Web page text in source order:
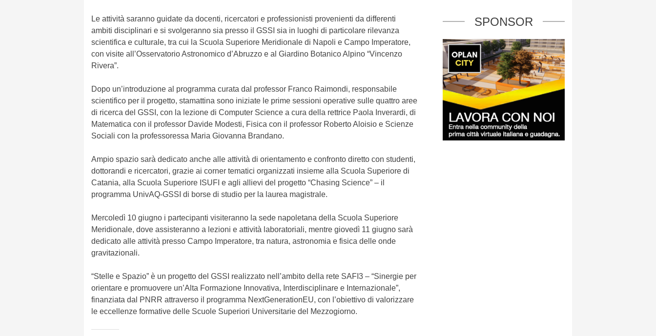
Le attività saranno guidate da docenti, ricercatori e professionisti provenienti da differenti
ambiti disciplinari e si svolgeranno sia presso il GSSI sia in luoghi di particolare rilevanza
scientifica e culturale, tra cui la Scuola Superiore Meridionale di Napoli e Campo Imperatore,
con visite all’Osservatorio Astronomico d’Abruzzo e al Giardino Botanico Alpino “Vincenzo
Rivera”.
Dopo un’introduzione al programma curata dal professor Franco Raimondi, responsabile
scientifico per il progetto, stamattina sono iniziate le prime sessioni operative sulle quattro aree
di ricerca del GSSI, con la lezione di Computer Science a cura della rettrice Paola Inverardi, di
Matematica con il professor Davide Modesti, Fisica con il professor Roberto Aloisio e Scienze
Sociali con la professoressa Maria Giovanna Brandano.
Ampio spazio sarà dedicato anche alle attività di orientamento e confronto diretto con studenti,
dottorandi e ricercatori, grazie ai corner tematici organizzati insieme alla Scuola Superiore di
Catania, alla Scuola Superiore ISUFI e agli allievi del progetto “Chasing Science” – il
programma UnivAQ-GSSI di borse di studio per la laurea magistrale.
Mercoledì 10 giugno i partecipanti visiteranno la sede napoletana della Scuola Superiore
Meridionale, dove assisteranno a lezioni e attività laboratoriali, mentre giovedì 11 giugno sarà
dedicato alle attività presso Campo Imperatore, tra natura, astronomia e fisica delle onde
gravitazionali.
“Stelle e Spazio” è un progetto del GSSI realizzato nell’ambito della rete SAFI3 – “Sinergie per
orientare e promuovere un’Alta Formazione Innovativa, Interdisciplinare e Internazionale”,
finanziata dal PNRR attraverso il programma NextGenerationEU, con l’obiettivo di valorizzare
le eccellenze formative delle Scuole Superiori Universitarie del Mezzogiorno.
SPONSOR